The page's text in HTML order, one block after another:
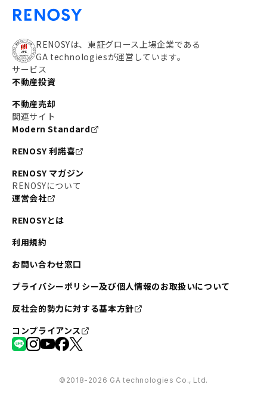
RENOSYは、東証グロース上場企業である
GA technologiesが運営しています。
サービス
不動産投資
不動産売却
関連サイト
Modern Standard
RENOSY 利諾喜
RENOSY マガジン
RENOSYについて
運営会社
RENOSYとは
利用規約
お問い合わせ窓口
プライバシーポリシー及び個人情報のお取扱いについて
反社会的勢力に対する基本方針
コンプライアンス
©︎2018-2026 GA technologies Co., Ltd.